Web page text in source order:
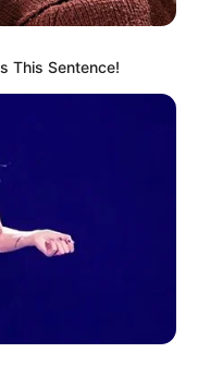
This Sentence!